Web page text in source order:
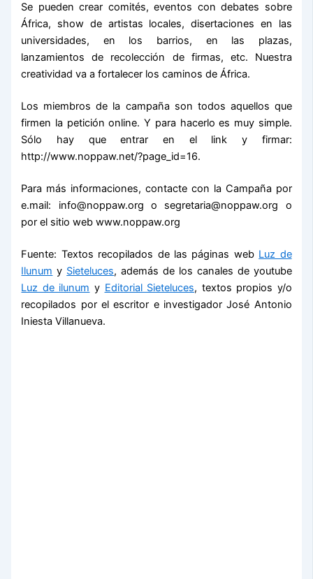
Se pueden crear comités, eventos con debates sobre
África, show de artistas locales, disertaciones en las
universidades, en los barrios, en las plazas,
lanzamientos de recolección de firmas, etc. Nuestra
creatividad va a fortalecer los caminos de África.
Los miembros de la campaña son todos aquellos que
firmen la petición online. Y para hacerlo es muy simple.
Sólo hay que entrar en el link y firmar:
http://www.noppaw.net/?page_id=16.
Para más informaciones, contacte con la Campaña por
e.mail: info@noppaw.org o segretaria@noppaw.org o
por el sitio web www.noppaw.org
Fuente: Textos recopilados de las páginas web Luz de
Ilunum y Sieteluces, además de los canales de youtube
Luz de ilunum y Editorial Sieteluces, textos propios y/o
recopilados por el escritor e investigador José Antonio
Iniesta Villanueva.